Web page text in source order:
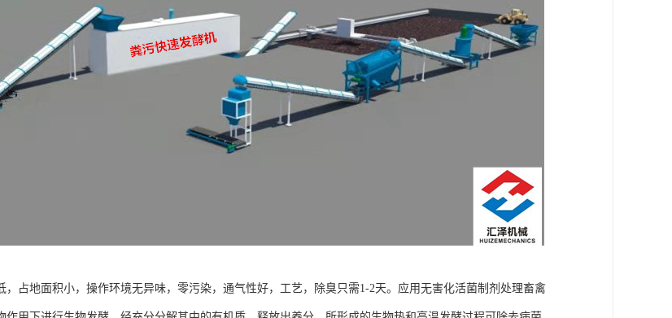
，占地面积小，操作环境无异味，零污染，通气性好，工艺，除臭只需1-2天。应用无害化活菌制剂处理畜禽